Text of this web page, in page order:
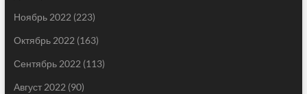
Ноябрь 2022 (223)
Октябрь 2022 (163)
Сентябрь 2022 (113)
Август 2022 (90)